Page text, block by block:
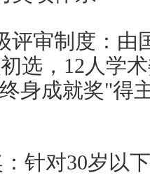
评审制度：由
选，12人学
身成就奖"得
针对30岁以